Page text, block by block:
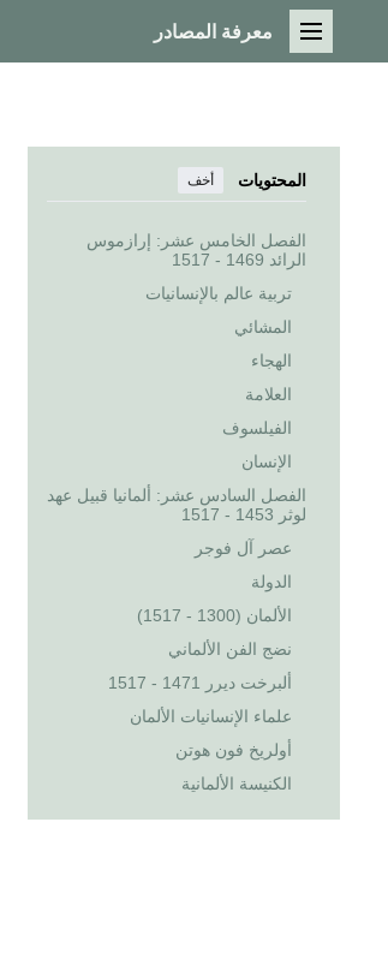
القائمة الرئيسية
معرفة المصادر
المحتويات أخف
الفصل الخامس عشر: إرازموس
الرائد 1469 - 1517
تربية عالم بالإنسانيات
المشائي
الهجاء
العلامة
الفيلسوف
الإنسان
الفصل السادس عشر: ألمانيا قبيل عهد
لوثر 1453 - 1517
عصر آل فوجر
الدولة
الألمان (1300 - 1517)
نضج الفن الألماني
ألبرخت ديرر 1471 - 1517
علماء الإنسانيات الألمان
أولريخ فون هوتن
الكنيسة الألمانية